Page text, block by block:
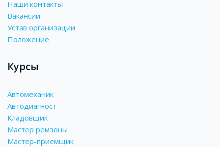
Наши контакты
Вакансии
Устав организации
Положение
Курсы
Автомеханик
Автодиагност
Кладовщик
Мастер ремзоны
Мастер-приемщик